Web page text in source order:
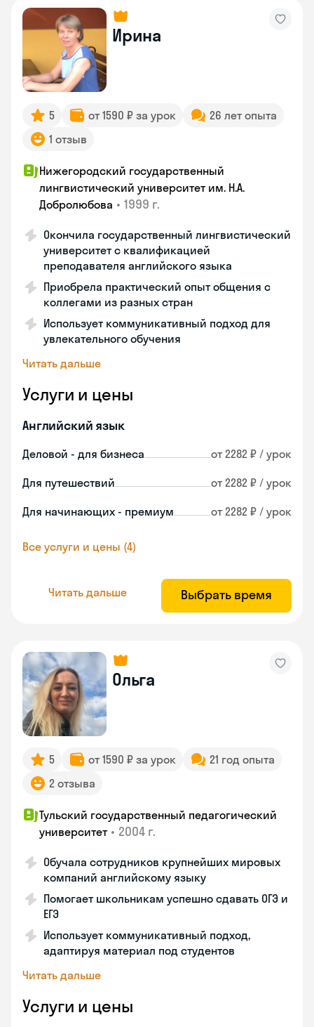
Ирина
5 от 1590 ₽ за урок
26 лет опыта
1 отзыв
Нижегородский государственный
лингвистический университет им. Н.А.
Добролюбова • 1999 г.
Окончила государственный лингвистический
университет с квалификацией
преподавателя английского языка
Приобрела практический опыт общения с
коллегами из разных стран
Использует коммуникативный подход для
увлекательного обучения
Читать дальше
Услуги и цены
Английский язык
Деловой - для бизнеса от 2282 ₽ / урок
Для путешествий от 2282 ₽ / урок
Для начинающих - премиум от 2282 ₽ / урок
Все услуги и цены (4)
Читать дальше Выбрать время
Ольга
5 от 1590 ₽ за урок
21 год опыта
2 отзыва
Тульский государственный педагогический
университет • 2004 г.
Обучала сотрудников крупнейших мировых
компаний английскому языку
Помогает школьникам успешно сдавать ОГЭ и
ЕГЭ
Использует коммуникативный подход,
адаптируя материал под студентов
Читать дальше
Услуги и цены